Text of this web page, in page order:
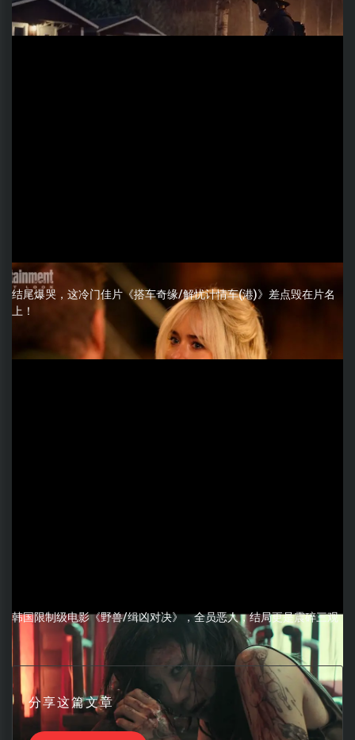
结尾爆哭，这冷门佳片《搭车奇缘/解忧计情车(港)》差点毁在片名
上！
韩国限制级电影《野兽/缉凶对决》，全员恶人，结局更是震碎三观
分享这篇文章